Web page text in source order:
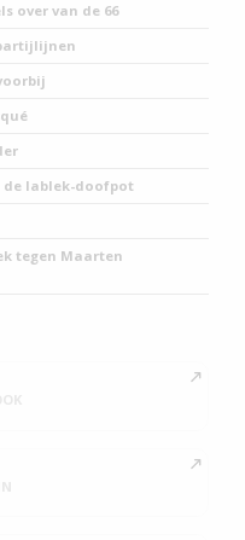
over van de 66
de lablek-doofpot
tegen Maarten